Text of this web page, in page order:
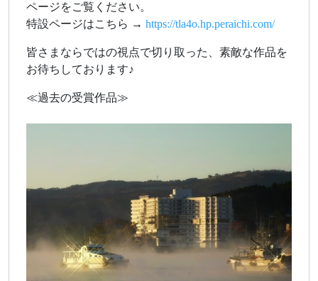
ページをご覧ください。
特設ページはこちら → https://tla4o.hp.peraichi.com/
皆さまならではの視点で切り取った、素敵な作品を
お待ちしております♪
≪過去の受賞作品≫